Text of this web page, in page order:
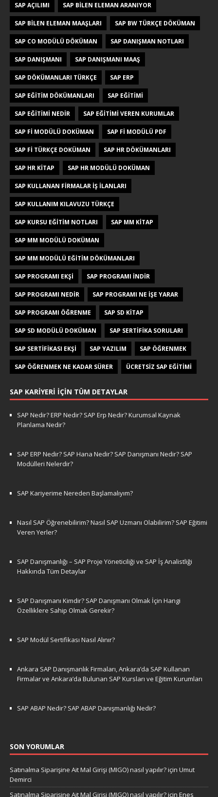
SAP AÇILIMI SAP BILEN ELEMAN ARANIYOR
SAP BILEN ELEMAN MAAŞLARI SAP BW TÜRKÇE DÖKÜMAN
SAP CO MODÜLÜ DÖKÜMAN SAP DANIŞMAN NOTLARI
SAP DANIŞMANI SAP DANIŞMANI MAAŞ
SAP DÖKÜMANLARI TÜRKÇE SAP ERP
SAP EĞITIM DÖKÜMANLARI SAP EĞITIMI
SAP EĞITIMI NEDIR SAP EĞITIMI VEREN KURUMLAR
SAP FI MODÜLÜ DOKÜMAN SAP FI MODÜLÜ PDF
SAP FI TÜRKÇE DOKÜMAN SAP HR DÖKÜMANLARI
SAP HR KITAP SAP HR MODÜLÜ DOKÜMAN
SAP KULLANAN FIRMALAR IŞ ILANLARI
SAP KULLANIM KILAVUZU TÜRKÇE
SAP KURSU EĞITIM NOTLARI SAP MM KITAP
SAP MM MODÜLÜ DOKÜMAN
SAP MM MODÜLÜ EĞITIM DÖKÜMANLARI
SAP PROGRAMI EKŞI SAP PROGRAMI INDIR
SAP PROGRAMI NEDIR SAP PROGRAMI NE IŞE YARAR
SAP PROGRAMI ÖĞRENME SAP SD KITAP
SAP SD MODÜLÜ DOKÜMAN SAP SERTIFIKA SORULARI
SAP SERTIFIKASI EKŞI SAP YAZILIM SAP ÖĞRENMEK
SAP ÖĞRENMEK NE KADAR SÜRER ÜCRETSIZ SAP EĞITIMI
SAP KARIYERI İÇIN TÜM DETAYLAR
SAP Nedir? ERP Nedir? SAP Erp Nedir? Kurumsal Kaynak
Planlama Nedir?
SAP ERP Nedir? SAP Hana Nedir? SAP Danışmanı Nedir? SAP
Modülleri Nelerdir?
SAP Kariyerime Nereden Başlamalıyım?
Nasıl SAP Öğrenebilirim? Nasıl SAP Uzmanı Olabilirim? SAP Eğitimi
Veren Yerler?
SAP Danışmanlığı – SAP Proje Yöneticiliği ve SAP İş Analistliği
Hakkında Tüm Detaylar
SAP Danışmanı Kimdir? SAP Danışmanı Olmak İçin Hangi
Özelliklere Sahip Olmak Gerekir?
SAP Modül Sertifikası Nasıl Alınır?
Ankara SAP Danışmanlık Firmaları, Ankara’da SAP Kullanan
Firmalar ve Ankara’da Bulunan SAP Kursları ve Eğitim Kurumları
SAP ABAP Nedir? SAP ABAP Danışmanlığı Nedir?
SON YORUMLAR
Satınalma Siparişine Ait Mal Girişi (MIGO) nasıl yapılır?için Umut
Demirci
Satınalma Siparişine Ait Mal Girişi (MIGO) nasıl yapılır?için Enes